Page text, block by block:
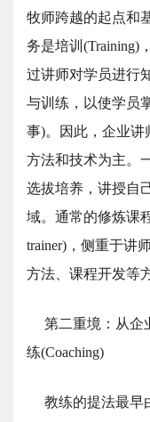
牧师跨越的起点和
务是培训(Training)
过讲师对学员进行
与训练，以使学员
事)。因此，企业讲
方法和技术为主。
选拔培养，讲授自
域。通常的修炼课
trainer)，侧重于讲
方法、课程开发等
第二重境：从企
练(Coaching)
教练的提法最早